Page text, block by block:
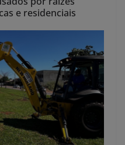
e residenciais